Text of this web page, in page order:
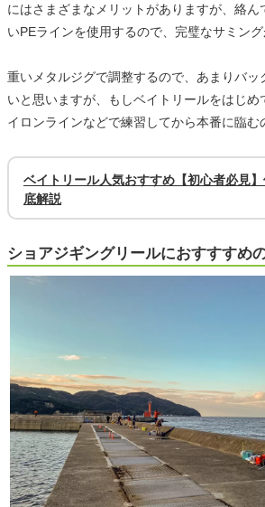
にはさまざまなメリットがありますが、絡ん
いPEラインを使用するので、完璧なサミング
重いメタルジグで調整するので、あまりバッ
いと思いますが、もしベイトリールをはじめ
イロンラインなどで練習してから本番に臨む
ベイトリール人気おすすめ【初心者必見
底解説
ショアジギングリールにおすすすめ